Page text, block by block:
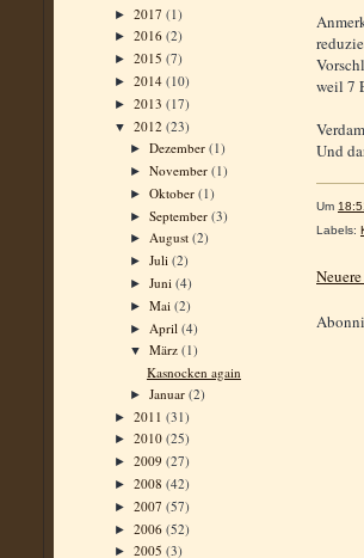
► 2017 (1)
► 2016 (2)
► 2015 (7)
► 2014 (10)
► 2013 (17)
▼ 2012 (23)
►Dezember(1)
►November(1)
►Oktober(1)
►September(3)
►August(2)
►Juli(2)
►Juni(4)
►Mai(2)
► April(4)
▼März(1)
Kasnocken again
►Januar(2)
► 2011 (31)
► 2010 (25)
► 2009 (27)
► 2008 (42)
► 2007 (57)
► 2006 (52)
► 2005 (3)
weil 7
Und
Um
Labels: